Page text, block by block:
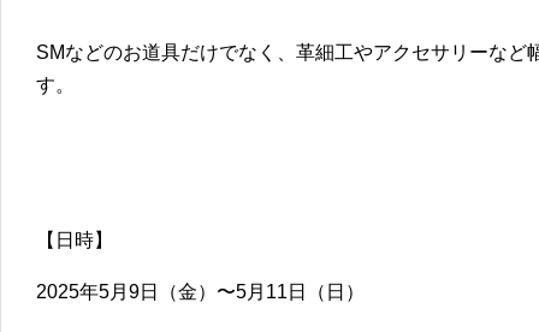
SMなどのお道具だけでなく、革細工やアクセサリーなど
す。
【日時】
2025年5月9日（金）〜5月11日（日）